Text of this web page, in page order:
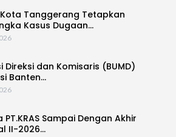
Tanggerang Tetapkan
Kasus Dugaan…
Direksi dan Komisaris (BUMD)
Banten…
PT.KRAS Sampai Dengan Akhir
II-2026…